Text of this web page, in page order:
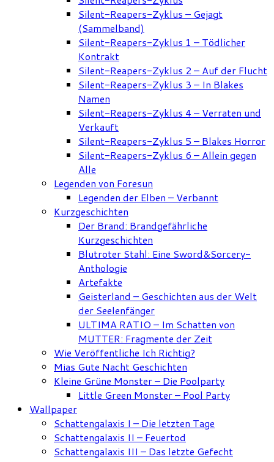
Silent-Reapers-Zyklus – Gejagt
(Sammelband)
Silent-Reapers-Zyklus 1 – Tödlicher
Kontrakt
Silent-Reapers-Zyklus 2 – Auf der Flucht
Silent-Reapers-Zyklus 3 – In Blakes
Namen
Silent-Reapers-Zyklus 4 – Verraten und
Verkauft
Silent-Reapers-Zyklus 5 – Blakes Horror
Silent-Reapers-Zyklus 6 – Allein gegen
Alle
Legenden von Foresun
Legenden der Elben – Verbannt
Kurzgeschichten
Der Brand: Brandgefährliche
Kurzgeschichten
Blutroter Stahl: Eine Sword&Sorcery-
Anthologie
Artefakte
Geisterland – Geschichten aus der Welt
der Seelenfänger
ULTIMA RATIO – Im Schatten von
MUTTER: Fragmente der Zeit
Wie Veröffentliche Ich Richtig?
Mias Gute Nacht Geschichten
Kleine Grüne Monster – Die Poolparty
Little Green Monster – Pool Party
Wallpaper
Schattengalaxis I – Die letzten Tage
Schattengalaxis II – Feuertod
Schattengalaxis III – Das letzte Gefecht